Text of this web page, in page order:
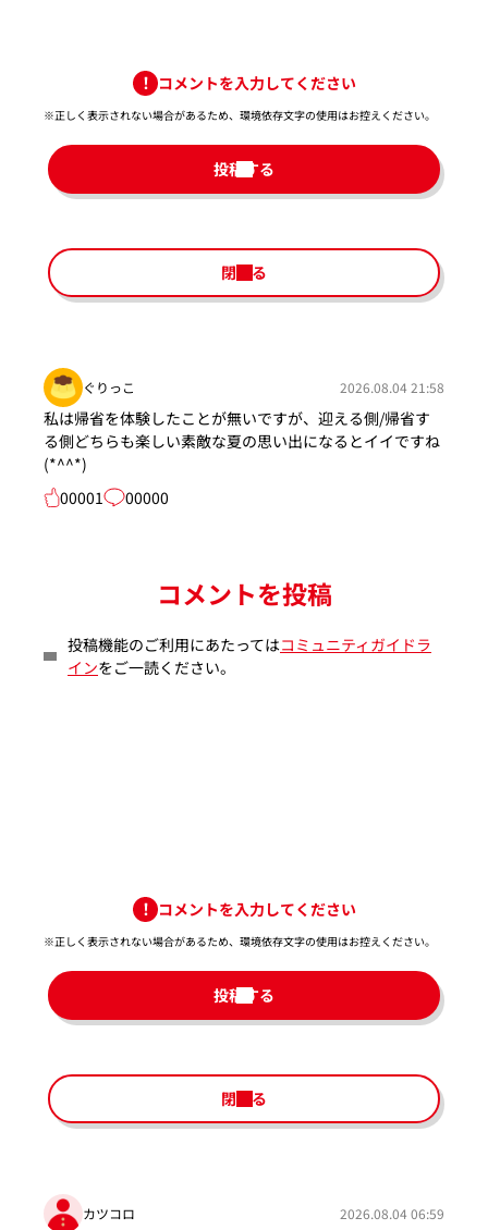
コメントを入力してください
※正しく表示されない場合があるため、環境依存文字の使用はお控えください。​
投稿する
閉じる
ぐりっこ 2026.08.04 21:58
私は帰省を体験したことが無いですが、迎える側/帰省す
る側どちらも楽しい素敵な夏の思い出になるとイイですね
(*^^*)
00001
00000
コメントを投稿
投稿機能のご利用にあたってはコミュニティガイドラ
インをご一読ください。
コメントを入力してください
※正しく表示されない場合があるため、環境依存文字の使用はお控えください。​
投稿する
閉じる
カツコロ 2026.08.04 06:59